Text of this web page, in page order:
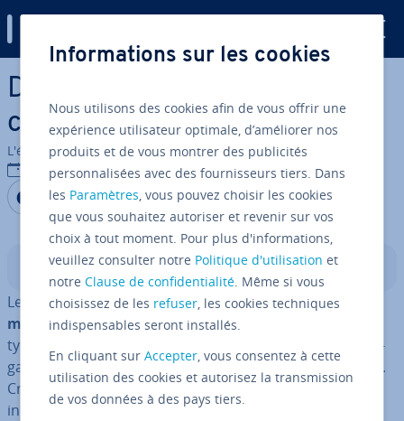
Aller au contenu principal
Dé­fi­ni­tion d’une sau­ve­garde
complète
L'équipe édi­to­riale IONOS
23/11/2022
Partager sur Facebook
Partager sur Twitter
Partager sur LinkedIn
Sommaire
Les sau­ve­gardes complètes sont aucœur de toute
méthode de sau­ve­garde. Il existe de nombreux autres
types de sau­ve­gardes, mais chacun requiert une sau­ve­
garde complète initiale pour fonc­tion­ner comme prévu.
Créer une sau­ve­garde complète est très simple, mais
inef­fi­cace à long terme. Lisez ce qui suit pour en
Informations sur les cookies
Nous utilisons des cookies afin de vous offrir une
expérience utilisateur optimale, d’améliorer nos
produits et de vous montrer des publicités
personnalisées avec des fournisseurs tiers. Dans
les Paramètres, vous pouvez choisir les cookies
que vous souhaitez autoriser et revenir sur vos
choix à tout moment. Pour plus d'informations,
veuillez consulter notre Politique d'utilisation et
notreClause de confidentialité. Même si vous
choisissez de les refuser, les cookies techniques
indispensables seront installés.
En cliquant surAccepter, vous consentez à cette
utilisation des cookies et autorisez la transmission
de vos données à des pays tiers.